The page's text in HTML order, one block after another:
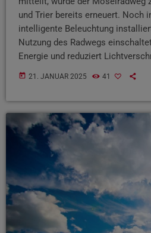
und Trier bereits erneuert. Noch
intelligente Beleuchtung
Nutzung des Radwegs
Energie und reduziert
today 21. JANUAR 2025 41